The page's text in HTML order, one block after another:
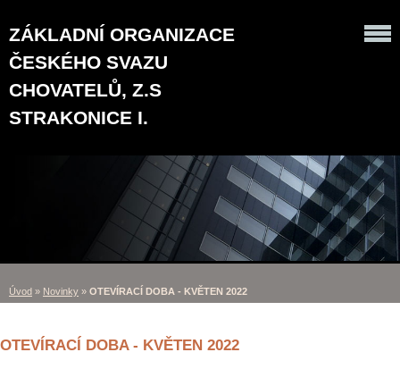
ZÁKLADNÍ ORGANIZACE
ČESKÉHO SVAZU
CHOVATELŮ, Z.S
STRAKONICE I.
Úvod » Novinky » OTEVÍRACÍ DOBA - KVĚTEN 2022
OTEVÍRACÍ DOBA - KVĚTEN 2022